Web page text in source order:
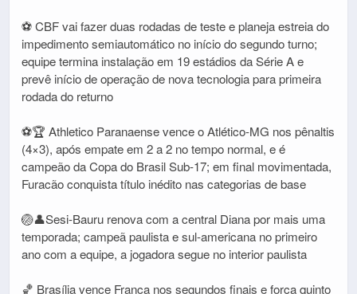
⚽ CBF vai fazer duas rodadas de teste e planeja estreia do
impedimento semiautomático no início do segundo turno;
equipe termina instalação em 19 estádios da Série A e
prevê início de operação de nova tecnologia para primeira
rodada do returno
⚽🏆 Athletico Paranaense vence o Atlético-MG nos pênaltis
(4×3), após empate em 2 a 2 no tempo normal, e é
campeão da Copa do Brasil Sub-17; em final movimentada,
Furacão conquista título inédito nas categorias de base
🏐👤Sesi-Bauru renova com a central Diana por mais uma
temporada; campeã paulista e sul-americana no primeiro
ano com a equipe, a jogadora segue no interior paulista
🏀 Brasília vence Franca nos segundos finais e força quinto